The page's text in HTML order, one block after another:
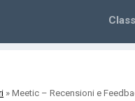
»Meetic – Recensioni e